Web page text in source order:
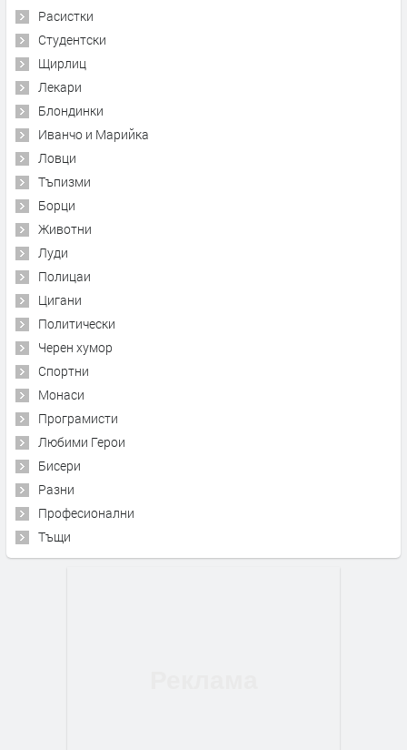
Расистки
Студентски
Щирлиц
Лекари
Блондинки
Иванчо и Марийка
Ловци
Тъпизми
Борци
Животни
Луди
Полицаи
Цигани
Политически
Черен хумор
Спортни
Монаси
Програмисти
Любими Герои
Бисери
Разни
Професионални
Тъщи